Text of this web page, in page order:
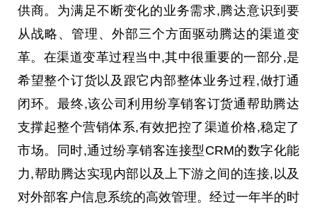
供商。为满足不断变化的业务需求,腾达意识到要
从战略、管理、外部三个方面驱动腾达的渠道变
革。在渠道变革过程当中,其中很重要的一部分,是
希望整个订货以及跟它内部整体业务过程,做打通
闭环。最终,该公司利用纷享销客订货通帮助腾达
支撑起整个营销体系,有效把控了渠道价格,稳定了
市场。同时,通过纷享销客连接型CRM的数字化能
力,帮助腾达实现内部以及上下游之间的连接,以及
对外部客户信息系统的高效管理。经过一年半的时